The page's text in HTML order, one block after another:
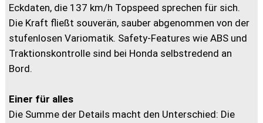
Eckdaten, die 137 km/h Topspeed sprechen für sich.
Die Kraft fließt souverän, sauber abgenommen von der
stufenlosen Variomatik. Safety-Features wie ABS und
Traktionskontrolle sind bei Honda selbstredend an
Bord.
Einer für alles
Die Summe der Details macht den Unterschied: Die